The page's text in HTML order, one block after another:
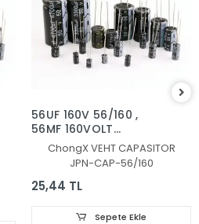
56UF 160V 56/160 ,
56MF 160VOLT
KONDANSATÖR
ChongX VEHT CAPASITOR
JPN-CAP-56/160
25,44 TL
Sepete Ekle